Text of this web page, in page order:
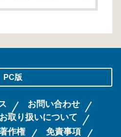
PC版
お問い合わせ
取り扱いについて
作権
免責事項